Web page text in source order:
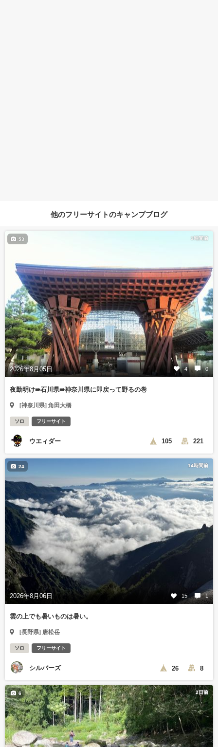
他のフリーサイトのキャンプブログ
3時間前
2026年8月05日 4 0
53
夜勤明け⇛石川県⇛神奈川県に即戻って野るの巻
[神奈川県] 角田大橋
ソロ フリーサイト
ウエィダー 105 221
14時間前
2026年8月06日 15 1
24
雲の上でも暑いものは暑い。
[長野県] 唐松岳
ソロ フリーサイト
シルバーズ 26 8
2日前
6